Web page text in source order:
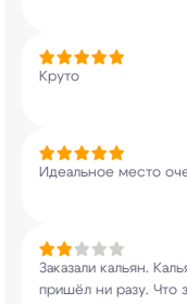
Круто
Идеальное место
Заказали кальян.
пришёл ни разу. Что